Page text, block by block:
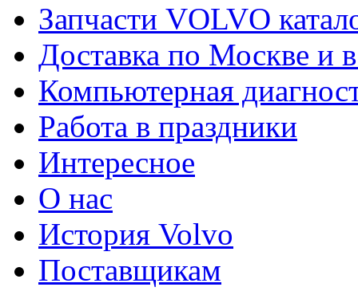
Запчасти VOLVO
Доставка по Москве и
Компьютерная
Работа в праздники
Интересное
О нас
История Volvo
Поставщикам